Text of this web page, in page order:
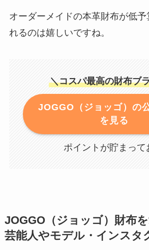
オーダーメイドの本革財布が低予
れるのは嬉しいですね。
＼コスパ最高の財布ブ
JOGGO（ジョッゴ）の
を見る
ポイントが貯まって
JOGGO（ジョッゴ）財布
芸能人やモデル・インスタ